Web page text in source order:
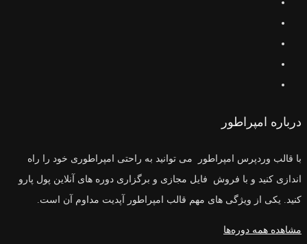
درباره امپراطور
با قالب وردپرس امپراطور می توانید به راحتی امپراطوری خود را راه
اندازی کنید و با فروش فایل مجازی و برگزاری دوره های آنلاین پول پارو
کنید. یکی از ویژگی های مهم قالب امپراطور آپدیت مداوم آن است.
مشاهده همه دوره‌ها